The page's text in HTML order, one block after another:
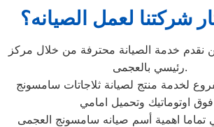
شركتنا لعمل الصيانه؟
نقدم خدمة الصيانة محترفة من خلال مركز
رئيسي بالعجمى.
لخدمة منتج لصيانة ثلاجاتات سامسونج
تماما اهمية أسم صيانه سامسونج العجمى